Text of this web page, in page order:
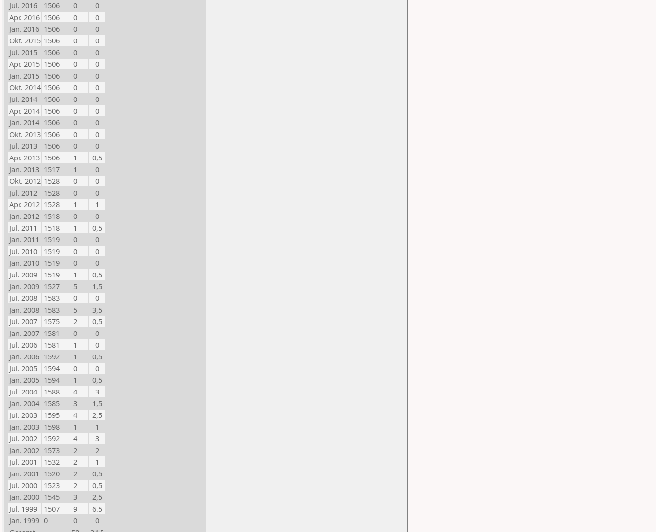
Jul. 2016
1506 0
0
Apr. 2016 1506 0
0
Jan. 2016 1506 0
0
Okt. 2015 1506 0
0
Jul. 2015
1506 0
0
Apr. 2015 1506 0
0
Jan. 2015 1506 0
0
Okt. 2014 1506 0
0
Jul. 2014
1506 0
0
Apr. 2014 1506 0
0
Jan. 2014 1506 0
0
Okt. 2013 1506 0
0
Jul. 2013
1506 0
0
Apr. 2013 1506 1
0,5
Jan. 2013 1517 1
0
Okt. 2012 1528 0
0
Jul. 2012
1528 0
0
Apr. 2012 1528 1
1
Jan. 2012 1518 0
0
Jul. 2011
1518 1
0,5
Jan. 2011
1519 0
0
Jul. 2010
1519 0
0
Jan. 2010 1519 0
0
Jul. 2009
1519 1
0,5
Jan. 2009 1527 5
1,5
Jul. 2008
1583 0
0
Jan. 2008 1583 5
3,5
Jul. 2007
1575 2
0,5
Jan. 2007 1581 0
0
Jul. 2006
1581 1
0
Jan. 2006 1592 1
0,5
Jul. 2005
1594 0
0
Jan. 2005 1594 1
0,5
Jul. 2004
1588 4
3
Jan. 2004 1585 3
1,5
Jul. 2003
1595 4
2,5
Jan. 2003 1598 1
1
Jul. 2002
1592 4
3
Jan. 2002 1573 2
2
Jul. 2001
1532 2
1
Jan. 2001
1520 2
0,5
Jul. 2000
1523 2
0,5
Jan. 2000 1545 3
2,5
Jul. 1999
1507 9
6,5
Jan. 1999 0 0
0